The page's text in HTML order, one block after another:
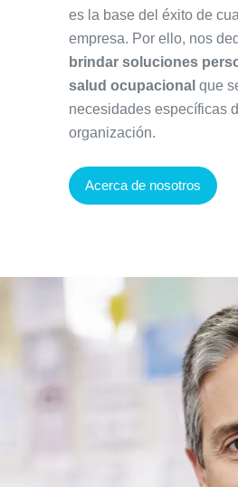
es la base del éxito de
empresa. Por ello, nos
brindar soluciones
salud ocupacional que
necesidades específicas
organización.
Acerca de nosotros